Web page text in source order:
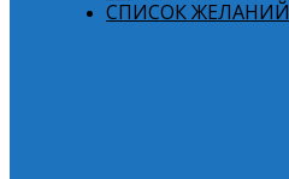
СПИСОК ЖЕЛАНИЙ